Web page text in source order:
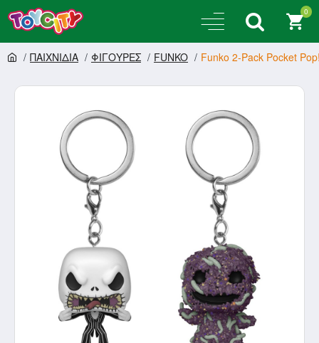
0
ΠΑΙΧΝΙΔΙΑ ΦΙΓΟΥΡΕΣ FUNKO Funko 2-Pack Pocket